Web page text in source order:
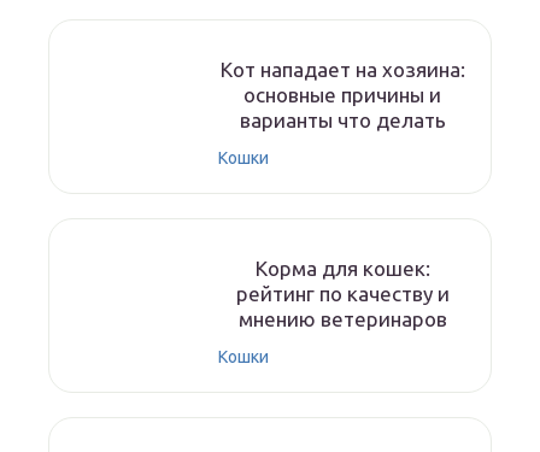
Кот нападает на хозяина:
основные причины и
варианты что делать
Кошки
Корма для кошек:
рейтинг по качеству и
мнению ветеринаров
Кошки